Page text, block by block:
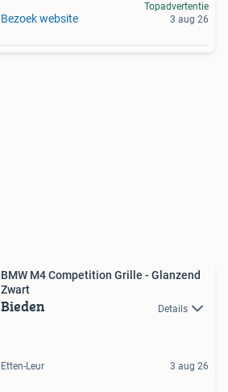
Bezoek website
Topadvertentie
3 aug 26
BMW M4 Competition Grille - Glanzend
Zwart
Bieden Details
Etten-Leur 3 aug 26